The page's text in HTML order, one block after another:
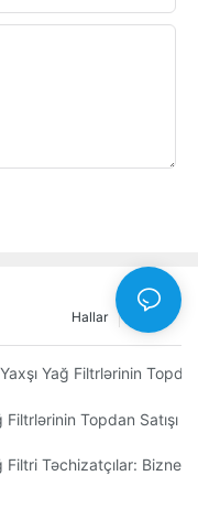
Xəbəri
Hallar
Hərtərəfli Baxış
Yağ Filtrlərinin
Filtrinin Seçilməsi:
Filtrlərinin Topdan Satışı
Onların İnnovasiyalarına
Filtri Təchizatçılar: